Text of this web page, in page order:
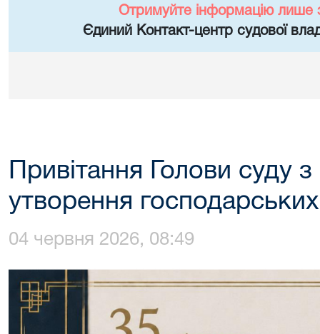
Отримуйте інформацію лише
Єдиний Контакт-центр судової
Привітання Голови суду
утворення господарських
04 червня 2026, 08:49